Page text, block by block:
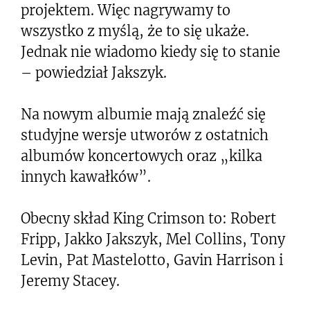
projektem. Więc nagrywamy to
wszystko z myślą, że to się ukaże.
Jednak nie wiadomo kiedy się to stanie
– powiedział Jakszyk.
Na nowym albumie mają znaleźć się
studyjne wersje utworów z ostatnich
albumów koncertowych oraz „kilka
innych kawałków”.
Obecny skład King Crimson to: Robert
Fripp, Jakko Jakszyk, Mel Collins, Tony
Levin, Pat Mastelotto, Gavin Harrison i
Jeremy Stacey.